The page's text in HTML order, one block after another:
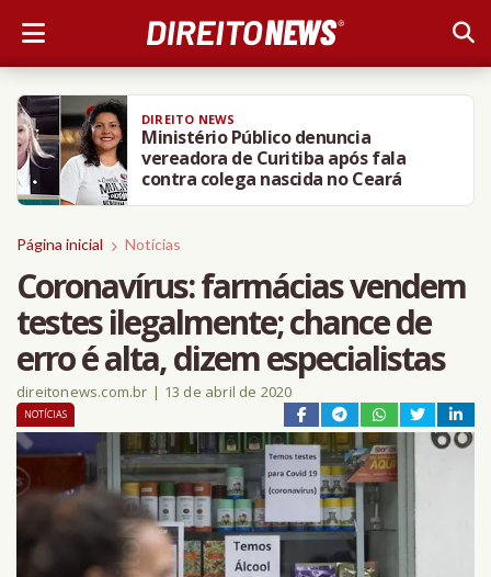
DIREITO NEWS
Ministério Público denuncia
vereadora de Curitiba após fala
contra colega nascida no Ceará
Página inicial Notícias
Coronavírus: farmácias vendem
testes ilegalmente; chance de
erro é alta, dizem especialistas
direitonews.com.br | 13 de abril de 2020
NOTÍCIAS